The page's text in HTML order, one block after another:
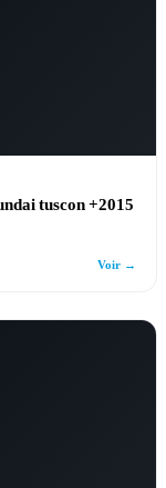
tuscon +2015
Voir →